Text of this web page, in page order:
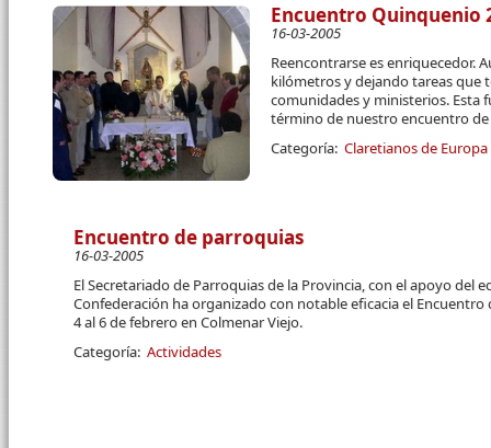
Encuentro Quinquenio
16-03-2005
Reencontrarse es enriquecedor.
kilómetros y dejando tareas que
comunidades y ministerios. Esta
término de nuestro encuentro
Categoría: Claretianos de Europa
Encuentro de parroquias
16-03-2005
El Secretariado de Parroquias de la Provincia, con el apoyo del
Confederación ha organizado con notable eficacia el Encuentro
4 al 6 de febrero en Colmenar Viejo.
Categoría: Actividades